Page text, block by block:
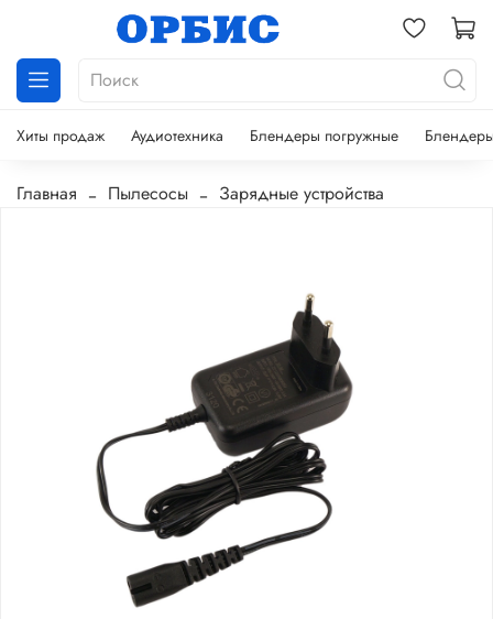
Хиты продаж Аудиотехника Блендеры погружные
Главная Пылесосы Зарядные устройства